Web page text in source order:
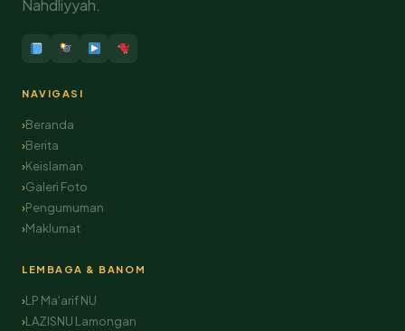
Nahdliyyah.
NAVIGASI
Beranda
Berita
Keislaman
Galeri Foto
Pengumuman
Maklumat
LEMBAGA & BANOM
LP Ma'arif NU
LAZISNU Lamongan